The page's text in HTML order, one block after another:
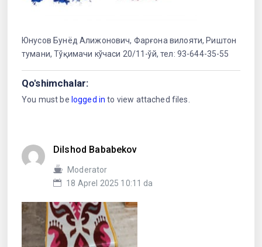
Юнусов Бунёд Алижонович, Фарғона вилояти, Риштон
тумани, Тўқимачи кўчаси 20/11-ўй, тел: 93-644-35-55
Qo'shimchalar:
You must be logged in to view attached files.
Dilshod Bababekov
Moderator
18 Aprel 2025 10:11 da